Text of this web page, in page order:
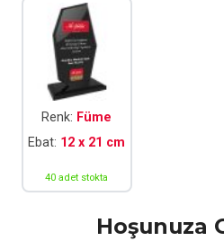
Renk: Füme
Ebat: 12 x 21 cm
40 adet stokta
Hoşunuza